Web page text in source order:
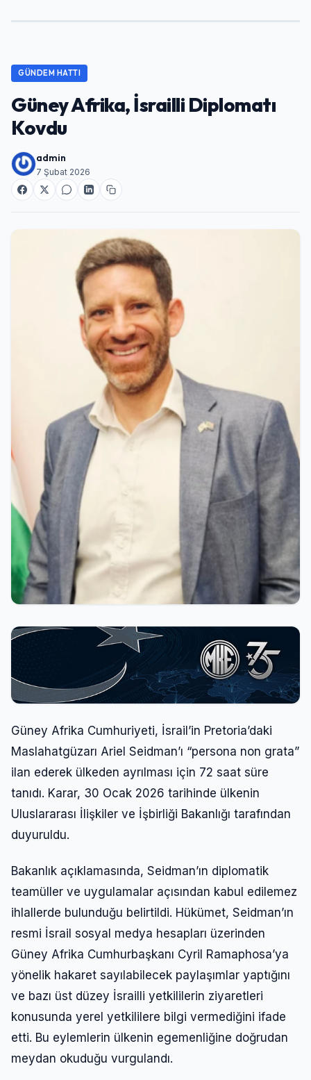
GÜNDEM HATTI
Güney Afrika, İsrailli Diplomatı
Kovdu
admin
7 Şubat 2026
Güney Afrika Cumhuriyeti, İsrail’in Pretoria’daki
Maslahatgüzarı Ariel Seidman’ı “persona non grata”
ilan ederek ülkeden ayrılması için 72 saat süre
tanıdı. Karar, 30 Ocak 2026 tarihinde ülkenin
Uluslararası İlişkiler ve İşbirliği Bakanlığı tarafından
duyuruldu.
Bakanlık açıklamasında, Seidman’ın diplomatik
teamüller ve uygulamalar açısından kabul edilemez
ihlallerde bulunduğu belirtildi. Hükümet, Seidman’ın
resmi İsrail sosyal medya hesapları üzerinden
Güney Afrika Cumhurbaşkanı Cyril Ramaphosa’ya
yönelik hakaret sayılabilecek paylaşımlar yaptığını
ve bazı üst düzey İsrailli yetkililerin ziyaretleri
konusunda yerel yetkililere bilgi vermediğini ifade
etti. Bu eylemlerin ülkenin egemenliğine doğrudan
meydan okuduğu vurgulandı.